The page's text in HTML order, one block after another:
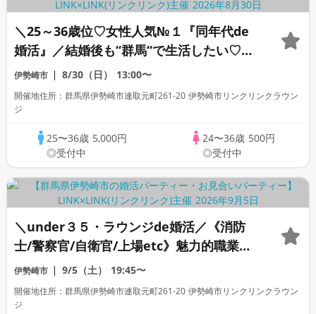
＼25～36歳位♡女性人気№１『同年代de
婚活』／結婚後も‘‘群馬‘‘で生活したい♡
超！高身長＆リード上手な彼/夏
伊勢崎市 8/30（日） 13:00〜
開催地住所：群馬県伊勢崎市連取元町261-20 伊勢崎市リンクリンクラウン
ジ
25〜36歳 5,000円
◎受付中
24〜36歳 500円
◎受付中
＼under３５・ラウンジde婚活／《消防
士/警察官/自衛官/上場etc》魅力的職業の
男性 家族・友人にも安心して紹介できる
♡
伊勢崎市 9/5（土） 19:45〜
開催地住所：群馬県伊勢崎市連取元町261-20 伊勢崎市リンクリンクラウン
ジ